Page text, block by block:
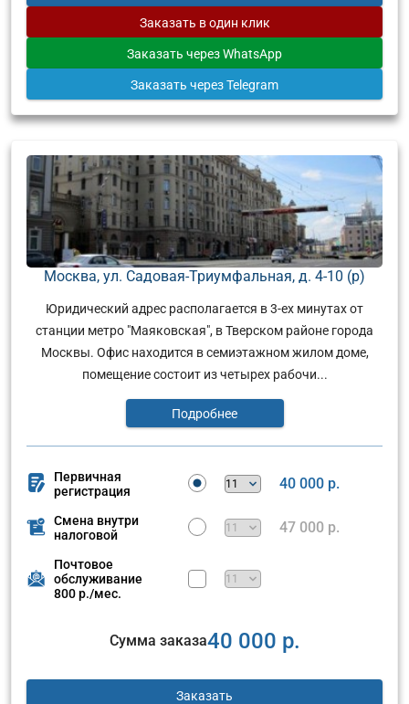
Заказать в один клик
Заказать через WhatsApp
Заказать через Telegram
Москва, ул. Садовая-Триумфальная, д. 4-10 (р)
Юридический адрес располагается в 3-ех минутах от
станции метро "Маяковская", в Тверском районе города
Москвы. Офис находится в семиэтажном жилом доме,
помещение состоит из четырех рабочи...
Подробнее
Первичная
регистрация
40 000 р.
Смена внутри
налоговой
47 000 р.
Почтовое
обслуживание
800 р./мес.
Сумма заказа40 000 р.
Заказать